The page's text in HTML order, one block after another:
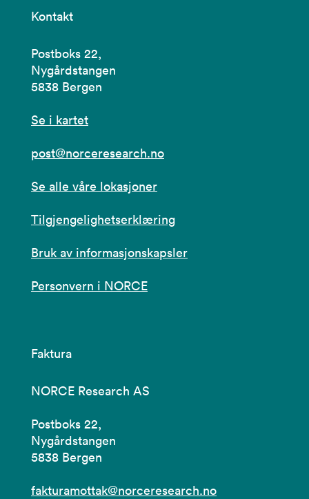
Kontakt
Postboks 22,
Nygårdstangen
5838 Bergen
Se i kartet
post@norceresearch.no
Se alle våre lokasjoner
Tilgjengelighetserklæring
Bruk av informasjonskapsler
Personvern i NORCE
Faktura
NORCE Research AS
Postboks 22,
Nygårdstangen
5838 Bergen
fakturamottak@norceresearch.no